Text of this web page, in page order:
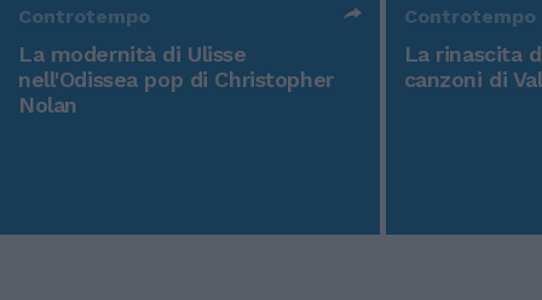
Controtempo
La modernità di Ulisse
nell'Odissea pop di Christopher
Nolan
Controtempo
La rinascita
canzoni di